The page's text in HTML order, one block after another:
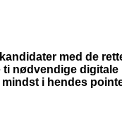
med de
nødvendige
i hendes